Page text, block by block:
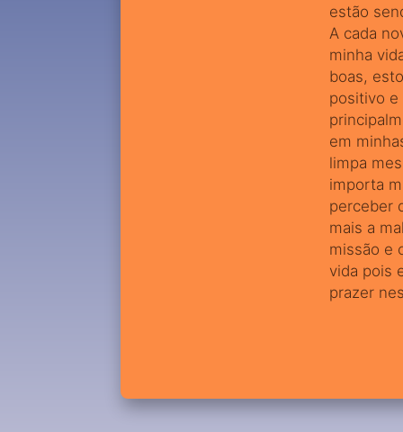
estão
A cada
minha
boas,
positivo e
em
limpa
importa
perceber
mais a
missão e
vida pois
prazer